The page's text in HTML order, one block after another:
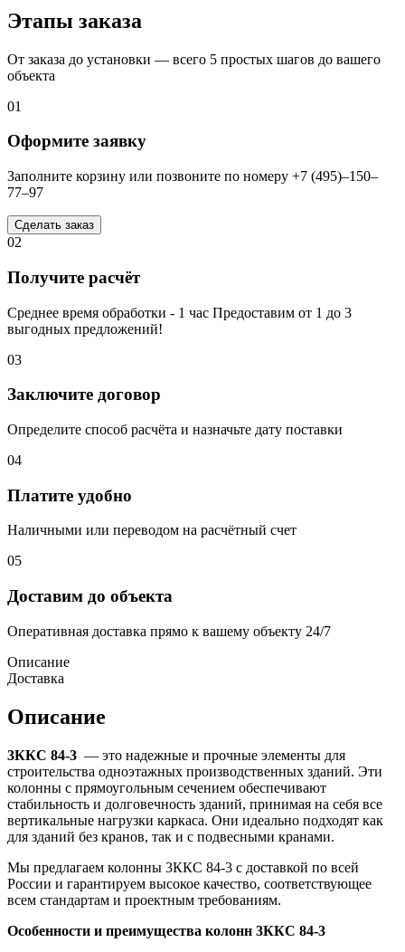
Этапы заказа
От заказа до установки — всего 5 простых шагов до вашего
объекта
01
Оформите заявку
Заполните корзину или позвоните по номеру +7 (495)–150–
77–97
Сделать заказ
02
Получите расчёт
Среднее время обработки - 1 час Предоставим от 1 до 3
выгодных предложений!
03
Заключите договор
Определите способ расчёта и назначьте дату поставки
04
Платите удобно
Наличными или переводом на расчётный счет
05
Доставим до объекта
Оперативная доставка прямо к вашему объекту 24/7
Описание
Доставка
Описание
3ККС 84-3 — это надежные и прочные элементы для
строительства одноэтажных производственных зданий. Эти
колонны с прямоугольным сечением обеспечивают
стабильность и долговечность зданий, принимая на себя все
вертикальные нагрузки каркаса. Они идеально подходят как
для зданий без кранов, так и с подвесными кранами.
Мы предлагаем колонны 3ККС 84-3 с доставкой по всей
России и гарантируем высокое качество, соответствующее
всем стандартам и проектным требованиям.
Особенности и преимущества колонн 3ККС 84-3